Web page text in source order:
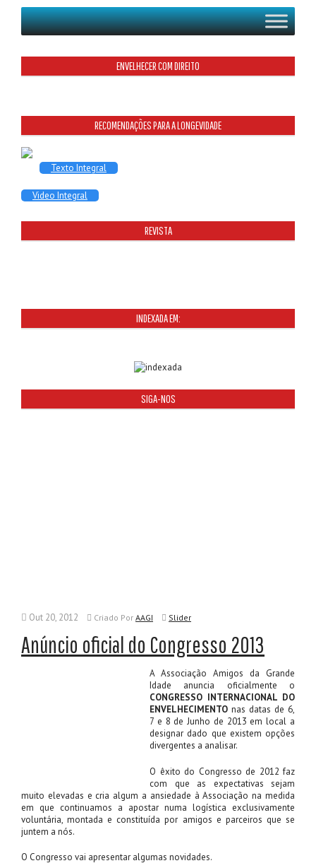
ENVELHECER COM DIREITO
RECOMENDAÇÕES PARA A LONGEVIDADE
Texto Integral
Video Integral
REVISTA
INDEXADA EM:
SIGA-NOS
Out 20, 2012 Criado Por AAGI Slider
Anúncio oficial do Congresso 2013
A Associação Amigos da Grande
Idade anuncia oficialmente o
CONGRESSO INTERNACIONAL DO
ENVELHECIMENTO nas datas de 6,
7 e 8 de Junho de 2013 em local a
designar dado que existem opções
divergentes a analisar.
O êxito do Congresso de 2012 faz
com que as expectativas sejam
muito elevadas e cria algum a ansiedade à Associação na medida
em que continuamos a apostar numa logística exclusivamente
voluntária, montada e constituída por amigos e parceiros que se
juntem a nós.
O Congresso vai apresentar algumas novidades.